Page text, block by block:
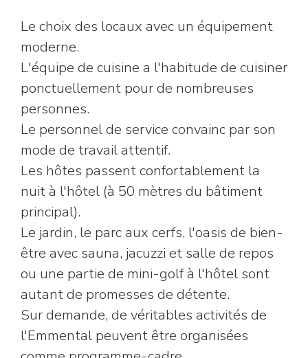
Le choix des locaux avec un équipement
moderne.
L'équipe de cuisine a l'habitude de cuisiner
ponctuellement pour de nombreuses
personnes.
Le personnel de service convainc par son
mode de travail attentif.
Les hôtes passent confortablement la
nuit à l'hôtel (à 50 mètres du bâtiment
principal).
Le jardin, le parc aux cerfs, l'oasis de bien-
être avec sauna, jacuzzi et salle de repos
ou une partie de mini-golf à l'hôtel sont
autant de promesses de détente.
Sur demande, de véritables activités de
l'Emmental peuvent être organisées